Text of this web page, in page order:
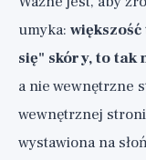
umyka:
się" skóry, to tak
a nie wewnętrzne
wewnętrznej
wystawiona na